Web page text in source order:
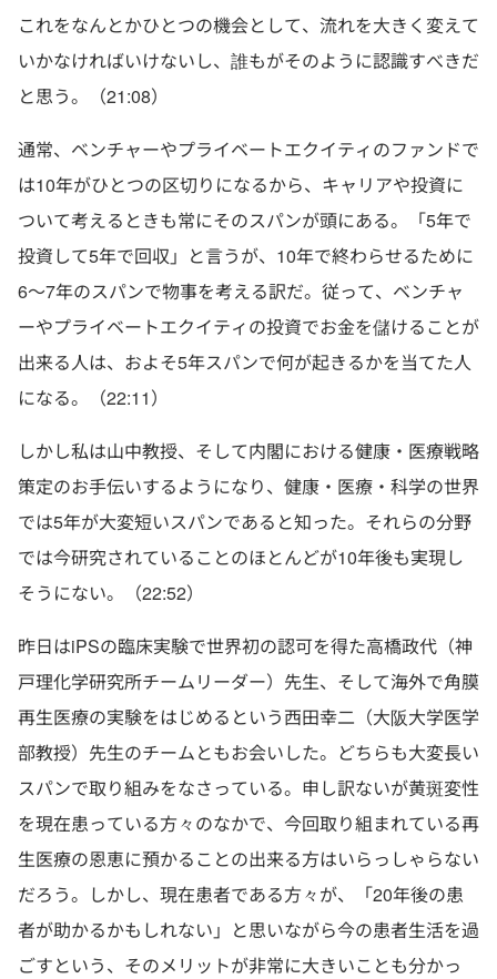
これをなんとかひとつの機会として、流れを大きく変えて
いかなければいけないし、誰もがそのように認識すべきだ
と思う。（21:08）
通常、ベンチャーやプライベートエクイティのファンドで
は10年がひとつの区切りになるから、キャリアや投資に
ついて考えるときも常にそのスパンが頭にある。「5年で
投資して5年で回収」と言うが、10年で終わらせるために
6〜7年のスパンで物事を考える訳だ。従って、ベンチャ
ーやプライベートエクイティの投資でお金を儲けることが
出来る人は、およそ5年スパンで何が起きるかを当てた人
になる。（22:11）
しかし私は山中教授、そして内閣における健康・医療戦略
策定のお手伝いするようになり、健康・医療・科学の世界
では5年が大変短いスパンであると知った。それらの分野
では今研究されていることのほとんどが10年後も実現し
そうにない。（22:52）
昨日はiPSの臨床実験で世界初の認可を得た高橋政代（神
戸理化学研究所チームリーダー）先生、そして海外で角膜
再生医療の実験をはじめるという西田幸二（大阪大学医学
部教授）先生のチームともお会いした。どちらも大変長い
スパンで取り組みをなさっている。申し訳ないが黄斑変性
を現在患っている方々のなかで、今回取り組まれている再
生医療の恩恵に預かることの出来る方はいらっしゃらない
だろう。しかし、現在患者である方々が、「20年後の患
者が助かるかもしれない」と思いながら今の患者生活を過
ごすという、そのメリットが非常に大きいことも分かっ